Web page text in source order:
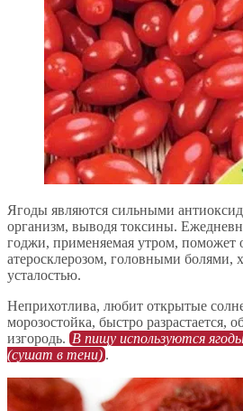
Ягоды являются сильными
организм, выводя токсины.
годжи, применяемая утром, поможет
атеросклерозом, головными болями,
усталостью.
Неприхотлива, любит открытые
морозостойка, быстро разрастается,
изгородь. В пищу используются
(сушат в тени) .